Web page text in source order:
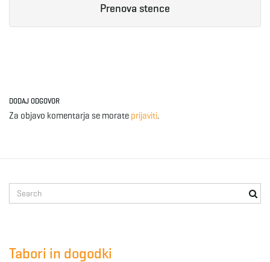
Prenova stence
DODAJ ODGOVOR
Za objavo komentarja se morate prijaviti.
e
Tabori in dogodki